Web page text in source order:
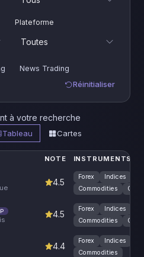
Plateforme
News Trading
Réinitialiser
à votre recherche
Tableau Cartes
NOTE INSTRUMENTS
4.5
Forex
Indices
Commodities
4.5
Forex
Indices
Commodities
4.4
Forex
Indices
Commodities